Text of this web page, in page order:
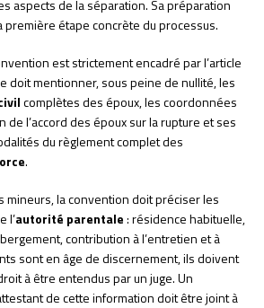
aspects de la séparation. Sa préparation
première étape concrète du processus.
est strictement encadré par l’article
doit mentionner, sous peine de nullité, les
complètes des époux, les coordonnées
de l’accord des époux sur la rupture et ses
du règlement complet des
.
mineurs, la convention doit préciser les
l’autorité parentale: résidence habituelle,
contribution à l’entretien et à
sont en âge de discernement, ils doivent
à être entendus par un juge. Un
de cette information doit être joint à